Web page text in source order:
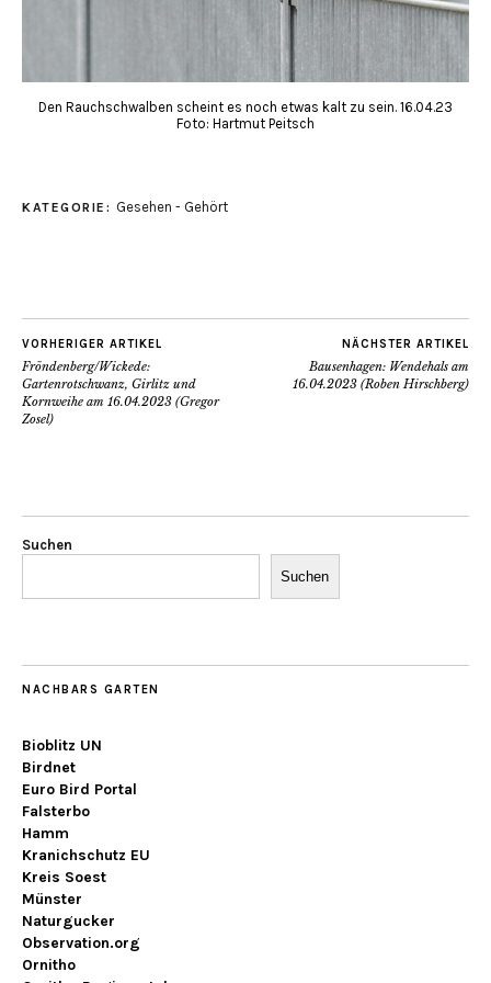
Den Rauchschwalben scheint es noch etwas kalt zu sein. 16.04.23
Foto: Hartmut Peitsch
KATEGORIE: Gesehen - Gehört
VORHERIGER ARTIKEL
Fröndenberg/Wickede:
Gartenrotschwanz, Girlitz und
Kornweihe am 16.04.2023 (Gregor
Zosel)
NÄCHSTER ARTIKEL
Bausenhagen: Wendehals am
16.04.2023 (Roben Hirschberg)
Suchen
Suchen
NACHBARS GARTEN
Bioblitz UN
Birdnet
Euro Bird Portal
Falsterbo
Hamm
Kranichschutz EU
Kreis Soest
Münster
Naturgucker
Observation.org
Ornitho